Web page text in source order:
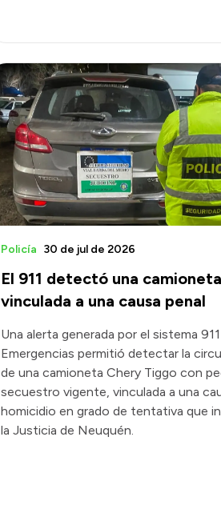
El 911 detectó una camioneta
vinculada a una causa penal
Policía 30 de jul de 2026
Una alerta generada por el sistema
Emergencias permitió detectar la
de una camioneta Chery Tiggo con
secuestro vigente, vinculada a una
homicidio en grado de tentativa que
la Justicia de Neuquén.